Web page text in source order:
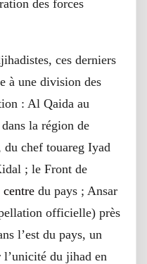
des forces
ces derniers
à une division des
: Al Qaida au
la région de
chef touareg Iyad
; le Front de
centre du pays ; Ansar
officielle) près
l’est du pays, un
du jihad en